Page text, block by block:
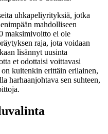
uhkapeliyrityksiä, jotka
mahdolliseen
maksimivoitto ei ole
raja, jota voidaan
lisännyt uusinta
et odottaisi voittavasi
kuitenkin erittäin erilainen,
harhaanjohtava sen suhteen,